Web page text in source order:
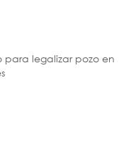
para legalizar pozo en